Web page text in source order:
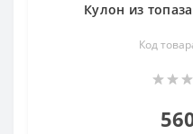
Кулон из
Код